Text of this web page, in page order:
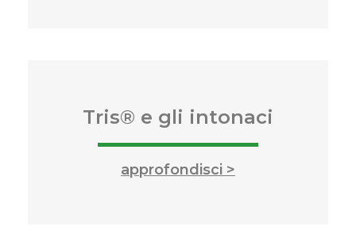
Tris® e gli intonaci
approfondisci >